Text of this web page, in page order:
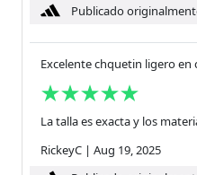
Publicado
Excelente chquetin ligero en
La talla es exacta y los
RickeyC | Aug 19, 2025